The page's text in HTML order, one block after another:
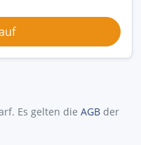
Es gelten die AGB der